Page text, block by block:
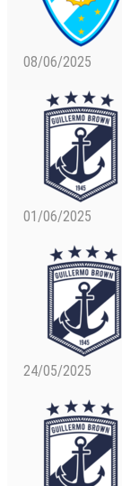
08/06/2025
01/06/2025
24/05/2025